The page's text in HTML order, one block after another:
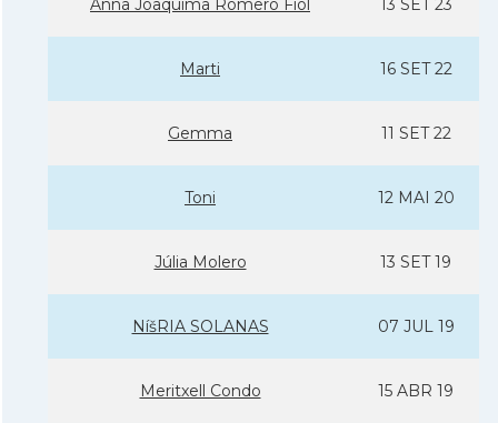
Anna Joaquima Romero Fiol 13 SET 23
Marti 16 SET 22
Gemma 11 SET 22
Toni 12 MAI 20
Júlia Molero 13 SET 19
NíšRIA SOLANAS 07 JUL 19
Meritxell Condo 15 ABR 19